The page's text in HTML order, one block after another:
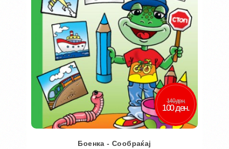
140 ден.
100 ден.
Боенка - Сообраќај